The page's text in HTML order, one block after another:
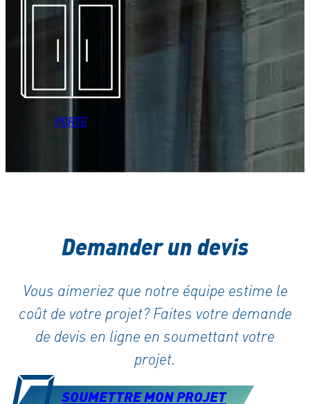
PORTE
Demander un devis
Vous aimeriez que notre équipe estime le
coût de votre projet? Faites votre demande
de devis en ligne en soumettant votre
projet.
SOUMETTRE MON PROJET